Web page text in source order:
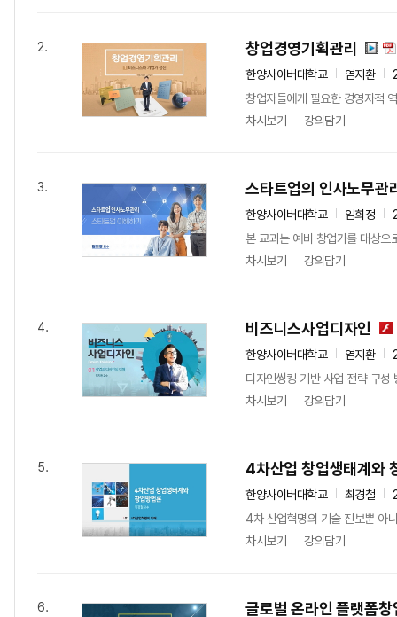
2. 창업경영기획관리
한양사이버대학교 염지환
창업자들에게 필요한 경영자적
차시보기
강의담기
3. 스타트업의 인사노무관
한양사이버대학교 임희정
본 교과는 예비 창업가를 대상으
차시보기
강의담기
4. 비즈니스사업디자인
한양사이버대학교 염지환
디자인씽킹 기반 사업 전략 구성
차시보기
강의담기
5. 4차산업 창업생태계와
한양사이버대학교 최경철
4차 산업혁명의 기술 진보뿐 아
차시보기
강의담기
6. 글로벌 온라인 플랫폼창